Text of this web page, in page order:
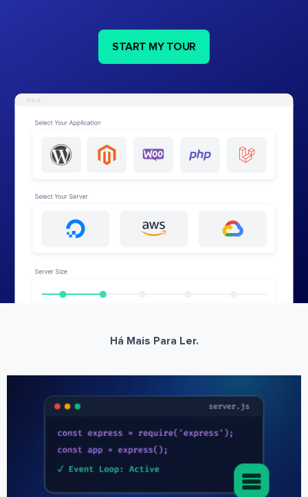
START MY TOUR
Há Mais Para Ler.